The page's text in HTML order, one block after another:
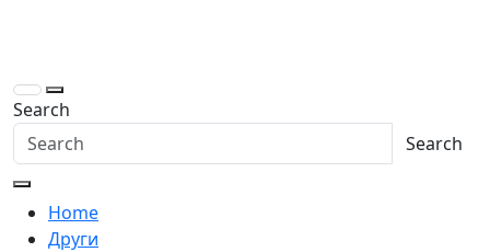
Search
Search
Home
Други